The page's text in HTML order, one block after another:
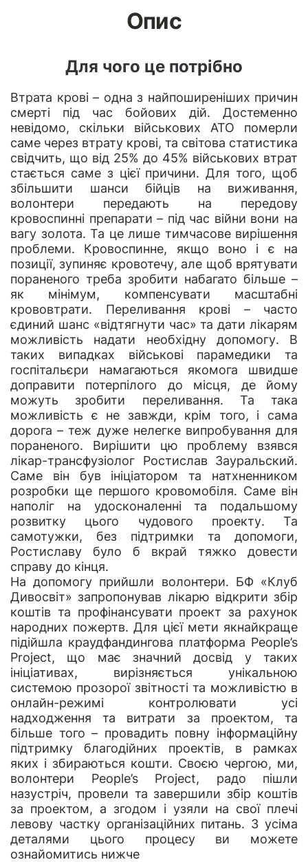
Опис
Для чого це потрібно
Втрата крові – одна з найпоширеніших причин
смерті під час бойових дій. Достеменно
невідомо, скільки військових АТО померли
саме через втрату крові, та світова статистика
свідчить, що від 25% до 45% військових втрат
стається саме з цієї причини. Для того, щоб
збільшити шанси бійців на виживання,
волонтери передають на передову
кровоспинні препарати – під час війни вони на
вагу золота. Та це лише тимчасове вирішення
проблеми. Кровоспинне, якщо воно і є на
позиції, зупиняє кровотечу, але щоб врятувати
пораненого треба зробити набагато більше –
як мінімум, компенсувати масштабні
крововтрати. Переливання крові – часто
єдиний шанс «відтягнути час» та дати лікарям
можливість надати необхідну допомогу. В
таких випадках військові парамедики та
госпітальєри намагаються якомога швидше
доправити потерпілого до місця, де йому
можуть зробити переливання. Та така
можливість є не завжди, крім того, і сама
дорога – теж дуже нелегке випробування для
пораненого. Вирішити цю проблему взявся
лікар-трансфузіолог Ростислав Зауральский.
Саме він був ініціатором та натхненником
розробки ще першого кровомобіля. Саме він
наполіг на удосконаленні та подальшому
розвитку цього чудового проекту. Та
самотужки, без підтримки та допомоги,
Ростиславу було б вкрай тяжко довести
справу до кінця.
На допомогу прийшли волонтери. БФ «Клуб
Дивосвіт» запропонував лікарю відкрити збір
коштів та профінансувати проект за рахунок
народних пожертв. Для цієї мети якнайкраще
підійшла краудфандингова платформа People’s
Project, що має значний досвід у таких
ініціативах, вирізняється унікальною
системою прозорої звітності та можливістю в
онлайн-режимі контролювати усі
надходження та витрати за проектом, та
більше того – провадить повну інформаційну
підтримку благодійних проектів, в рамках
яких і збираються кошти. Своєю чергою, ми,
волонтери People’s Project, радо пішли
назустріч, провели та завершили збір коштів
за проектом, а згодом і узяли на свої плечі
левову частку організаційних питань. З усіма
деталями цього процесу ви можете
ознайомитись нижче